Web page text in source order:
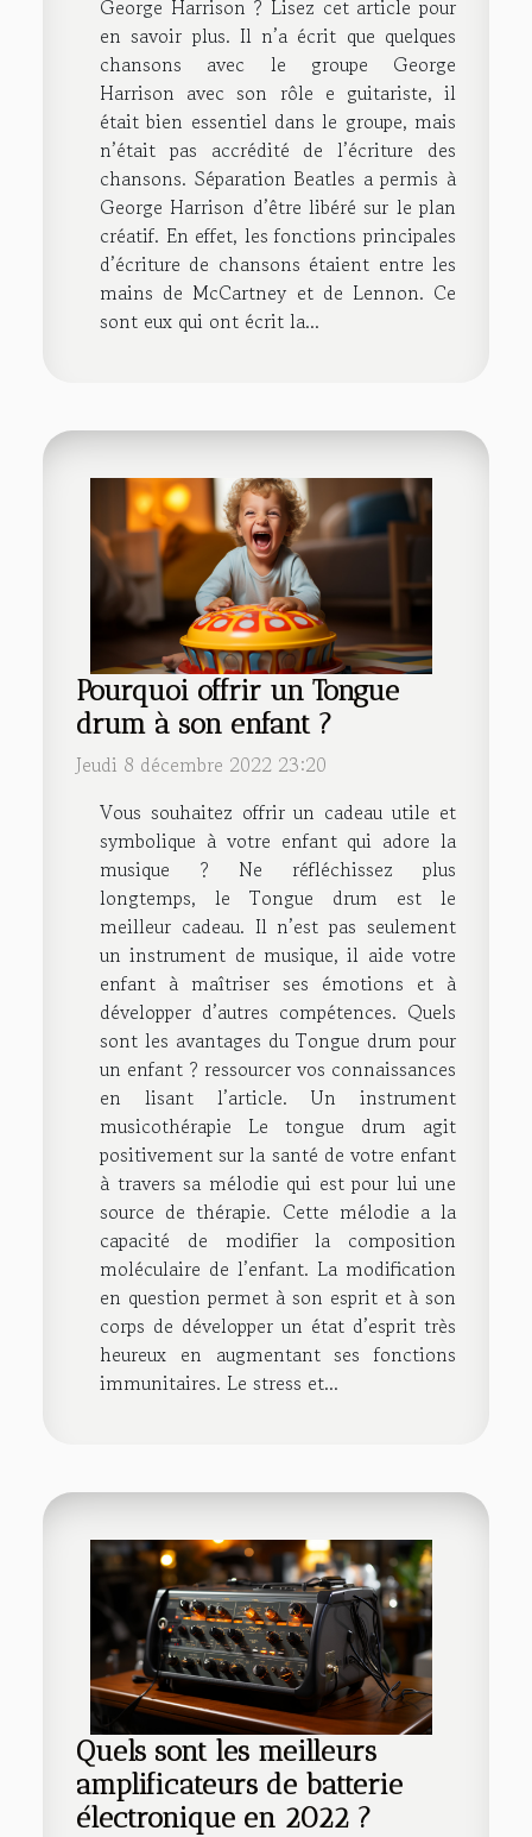
George Harrison ? Lisez cet article pour
en savoir plus. Il n’a écrit que quelques
chansons avec le groupe George
Harrison avec son rôle e guitariste, il
était bien essentiel dans le groupe, mais
n’était pas accrédité de l’écriture des
chansons. Séparation Beatles a permis à
George Harrison d’être libéré sur le plan
créatif. En effet, les fonctions principales
d’écriture de chansons étaient entre les
mains de McCartney et de Lennon. Ce
sont eux qui ont écrit la...
Pourquoi offrir un Tongue
drum à son enfant ?
Jeudi 8 décembre 2022 23:20
Vous souhaitez offrir un cadeau utile et
symbolique à votre enfant qui adore la
musique ? Ne réfléchissez plus
longtemps, le Tongue drum est le
meilleur cadeau. Il n’est pas seulement
un instrument de musique, il aide votre
enfant à maîtriser ses émotions et à
développer d’autres compétences. Quels
sont les avantages du Tongue drum pour
un enfant ? ressourcer vos connaissances
en lisant l’article. Un instrument
musicothérapie Le tongue drum agit
positivement sur la santé de votre enfant
à travers sa mélodie qui est pour lui une
source de thérapie. Cette mélodie a la
capacité de modifier la composition
moléculaire de l’enfant. La modification
en question permet à son esprit et à son
corps de développer un état d’esprit très
heureux en augmentant ses fonctions
immunitaires. Le stress et...
Quels sont les meilleurs
amplificateurs de batterie
électronique en 2022 ?